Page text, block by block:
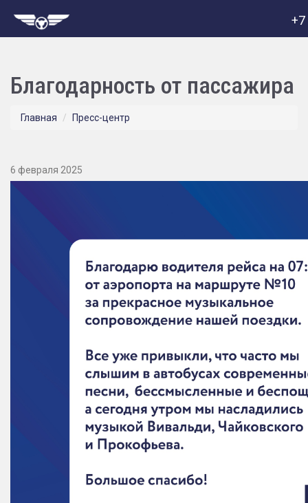
+7
Благодарность от пассажира
Главная Пресс-центр
6 февраля 2025